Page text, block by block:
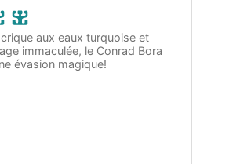
aux eaux turquoise et
immaculée, le Conrad Bora
évasion magique!